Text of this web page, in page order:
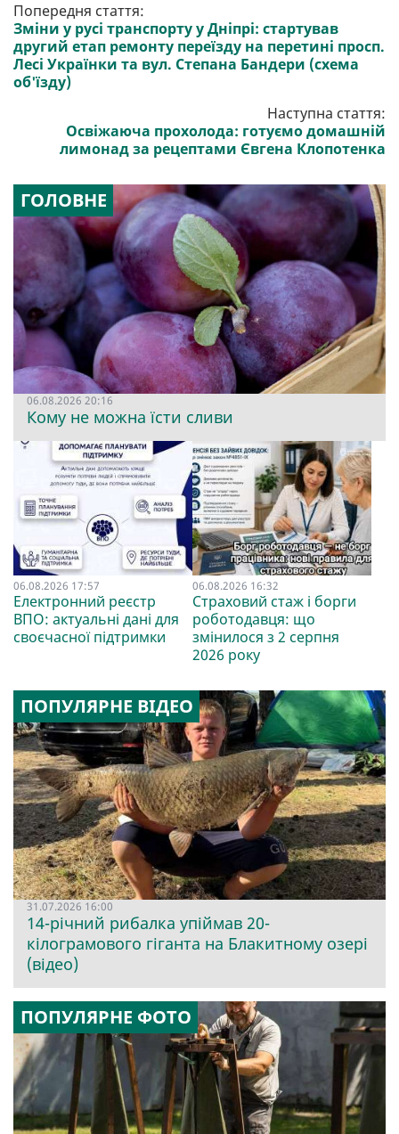
Попередня стаття:
Зміни у русі транспорту у Дніпрі: стартував
другий етап ремонту переїзду на перетині просп.
Лесі Українки та вул. Степана Бандери (схема
об'їзду)
Наступна стаття:
Освіжаюча прохолода: готуємо домашній
лимонад за рецептами Євгена Клопотенка
ГОЛОВНЕ
06.08.2026 20:16
Кому не можна їсти сливи
06.08.2026 17:57
Електронний реєстр
ВПО: актуальні дані для
своєчасної підтримки
06.08.2026 16:32
Страховий стаж і борги
роботодавця: що
змінилося з 2 серпня
2026 року
ПОПУЛЯРНЕ ВІДЕО
31.07.2026 16:00
14-річний рибалка упіймав 20-
кілограмового гіганта на Блакитному озері
(відео)
ПОПУЛЯРНЕ ФОТО